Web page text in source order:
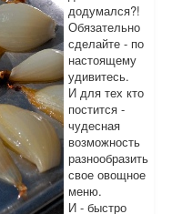
додумался?!
Обязательно
сделайте - по
настоящему
удивитесь.
И для тех кто
постится -
чудесная
возможность
разнообразить
свое овощное
меню.
И - быстро